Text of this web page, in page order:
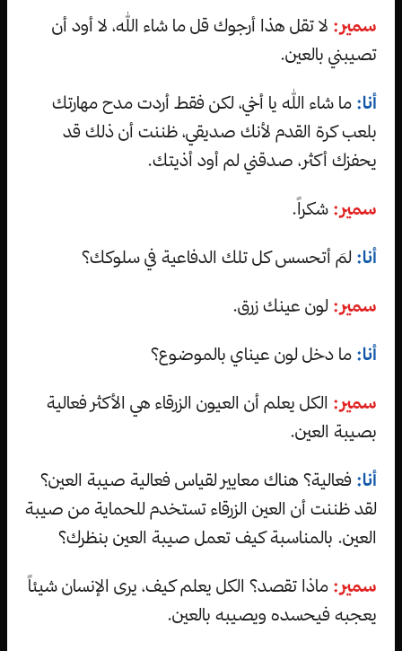
سمير: لا تقل هذا أرجوك قل ما شاء الله، لا أود أن
تصيبني بالعين.
أنا: ما شاء الله يا أخي، لكن فقط أردت مدح مهارتك
بلعب كرة القدم لأنك صديقي، ظننت أن ذلك قد
يحفزك أكثر، صدقني لم أود أذيتك.
سمير: شكراً.
أنا: لمَ أتحسس كل تلك الدفاعية في سلوكك؟
سمير: لون عينك زرق.
أنا: ما دخل لون عيناي بالموضوع؟
سمير: الكل يعلم أن العيون الزرقاء هي الأكثر فعالية
بصيبة العين.
أنا: فعالية؟ هناك معايير لقياس فعالية صيبة العين؟
لقد ظننت أن العين الزرقاء تستخدم للحماية من صيبة
العين. بالمناسبة كيف تعمل صيبة العين بنظرك؟
سمير: ماذا تقصد؟ الكل يعلم كيف، يرى الإنسان شيئاً
يعجبه فيحسده ويصيبه بالعين.